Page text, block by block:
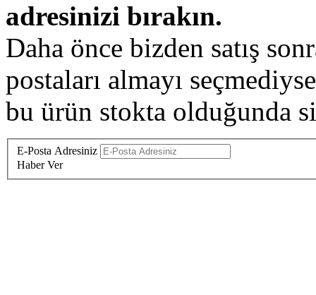
adresinizi bırakın.
Daha önce bizden satış
postaları almayı
bu ürün stokta olduğunda
E-Posta Adresiniz
Haber Ver